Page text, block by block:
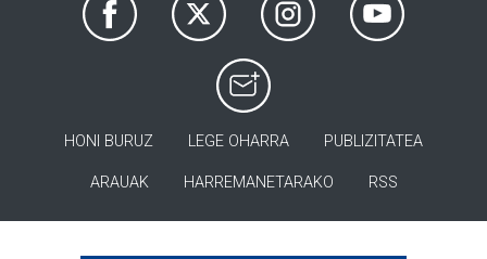
HONI BURUZ LEGE OHARRA PUBLIZITATEA
ARAUAK HARREMANETARAKO RSS